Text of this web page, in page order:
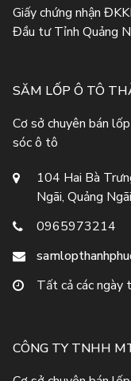
Giấy chứng nhận
Đầu tư Tỉnh Quảng
SĂM LỐP Ô TÔ
Cơ sở chuyên bán
sóc ô tô
104 Hai Bà
Ngãi, Quảng Ngãi
0965973214
Tất cả các
CÔNG TY TNHH